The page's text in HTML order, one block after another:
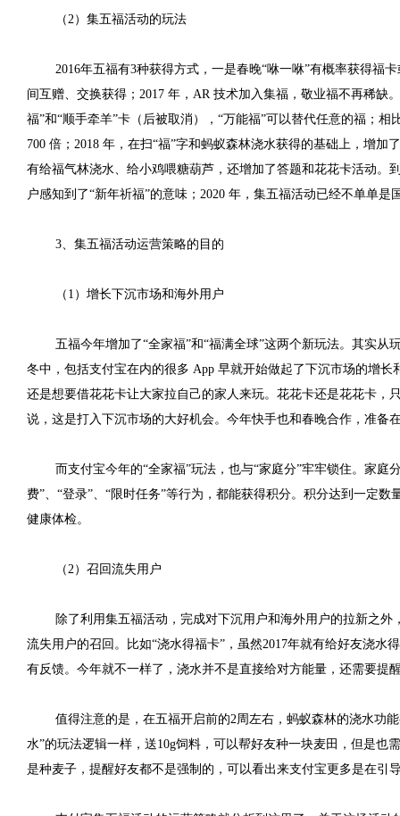
（2）集五福活动的玩法
2016年五福有3种获得方式，一是春晚“咻一咻”有概率获得福
间互赠、交换获得；2017 年，AR 技术加入集福，敬业福不再稀缺
福”和“顺手牵羊”卡（后被取消），“万能福”可以替代任意的福；
700 倍；2018 年，在扫“福”字和蚂蚁森林浇水获得的基础上，增
有给福气林浇水、给小鸡喂糖葫芦，还增加了答题和花花卡活动
户感知到了“新年祈福”的意味；2020 年，集五福活动已经不单单
3、集五福活动运营策略的目的
（1）增长下沉市场和海外用户
五福今年增加了“全家福”和“福满全球”这两个新玩法。其实
冬中，包括支付宝在内的很多 App 早就开始做起了下沉市场的增
还是想要借花花卡让大家拉自己的家人来玩。花花卡还是花花卡，
说，这是打入下沉市场的大好机会。今年快手也和春晚合作，准备
而支付宝今年的“全家福”玩法，也与“家庭分”牢牢锁住。家
费”、“登录”、“限时任务”等行为，都能获得积分。积分达到一定
健康体检。
（2）召回流失用户
除了利用集五福活动，完成对下沉用户和海外用户的拉新之
流失用户的召回。比如“浇水得福卡”，虽然2017年就有给好友浇水
有反馈。今年就不一样了，浇水并不是直接给对方能量，还需要提
值得注意的是，在五福开启前的2周左右，蚂蚁森林的浇水功
水”的玩法逻辑一样，送10g饲料，可以帮好友种一块麦田，但是
是种麦子，提醒好友都不是强制的，可以看出来支付宝更多是在引